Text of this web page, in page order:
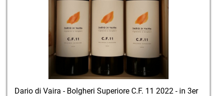
Dario di Vaira - Bolgheri Superiore C.F. 11 2022 - in 3er